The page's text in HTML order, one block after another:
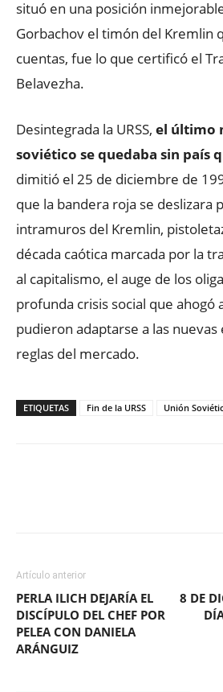
situó en una posición
Gorbachov el timón del Kremlin
cuentas, fue lo que certificó el
Belavezha.
Desintegrada la URSS, el último
soviético se quedaba sin país
dimitió el 25 de diciembre de
que la bandera roja se deslizara
intramuros del Kremlin,
década caótica marcada por la
al capitalismo, el auge de los
profunda crisis social que ahogó
pudieron adaptarse a las nuevas
reglas del mercado.
ETIQUETAS Fin de la URSS Unión
Artículo anterior
PERLA ILICH DEJARÍA EL
DISCÍPULO DEL CHEF POR
PELEA CON DANIELA
ARÁNGUIZ
8 DE